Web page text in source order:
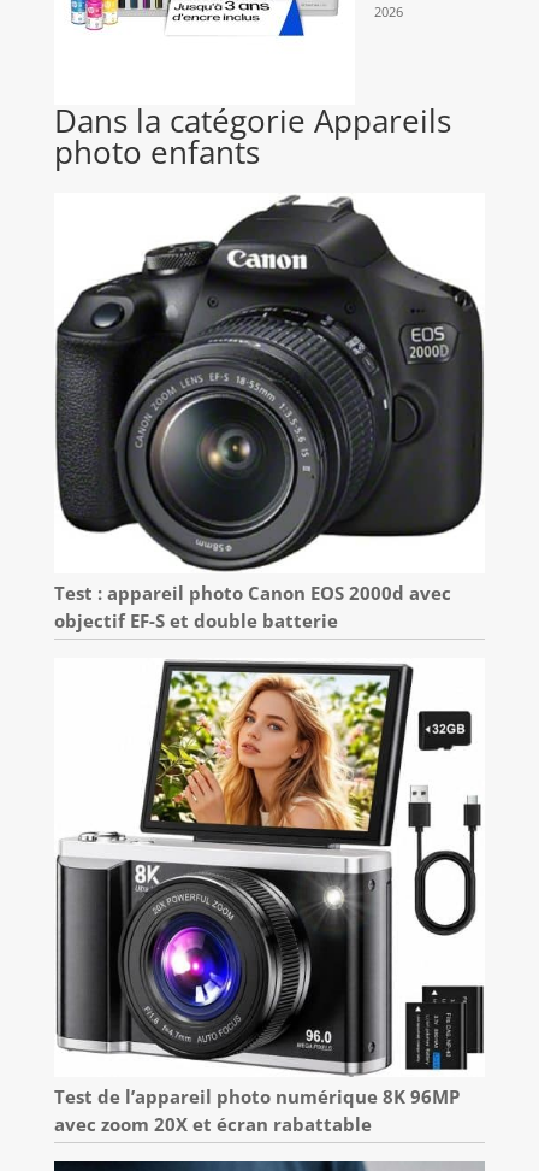
2026
Dans la catégorie Appareils
photo enfants
Test : appareil photo Canon EOS 2000d avec
objectif EF-S et double batterie
Test de l’appareil photo numérique 8K 96MP
avec zoom 20X et écran rabattable